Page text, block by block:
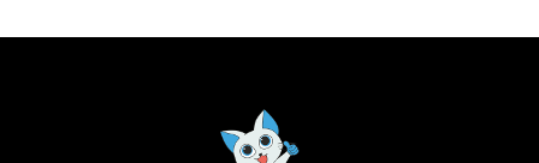
Tillsatser Tillsatser (per kg):
Näringstillsatser: Vitamin E 574
Guarkärnmjöl 7,2 g Sensoriska